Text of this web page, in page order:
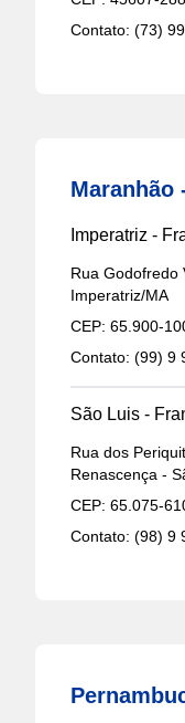
Contato: (73)
Maranhão
Imperatriz -
Rua Godofredo
Imperatriz/MA
CEP: 65.900-
Contato: (99) 9
São Luis -
Rua dos
Renascença -
CEP: 65.075-
Contato: (98) 9